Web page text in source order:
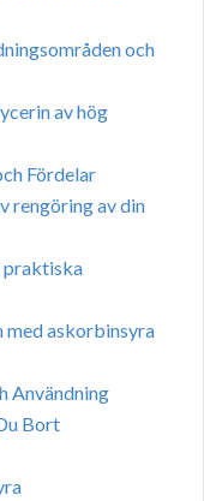
och
av hög
Fördelar
rengöring av din
praktiska
med askorbinsyra
Användning
Bort